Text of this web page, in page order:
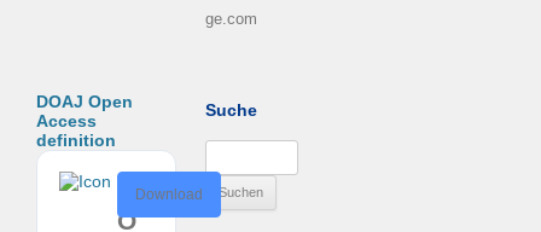
ge.com
DOAJ Open
Access
definition
O
Download
Suche
nach: